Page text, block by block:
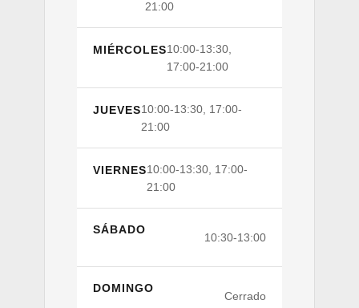
21:00
MIÉRCOLES10:00-13:30,
17:00-21:00
JUEVES10:00-13:30, 17:00-
21:00
VIERNES10:00-13:30, 17:00-
21:00
SÁBADO
10:30-13:00
DOMINGO
Cerrado